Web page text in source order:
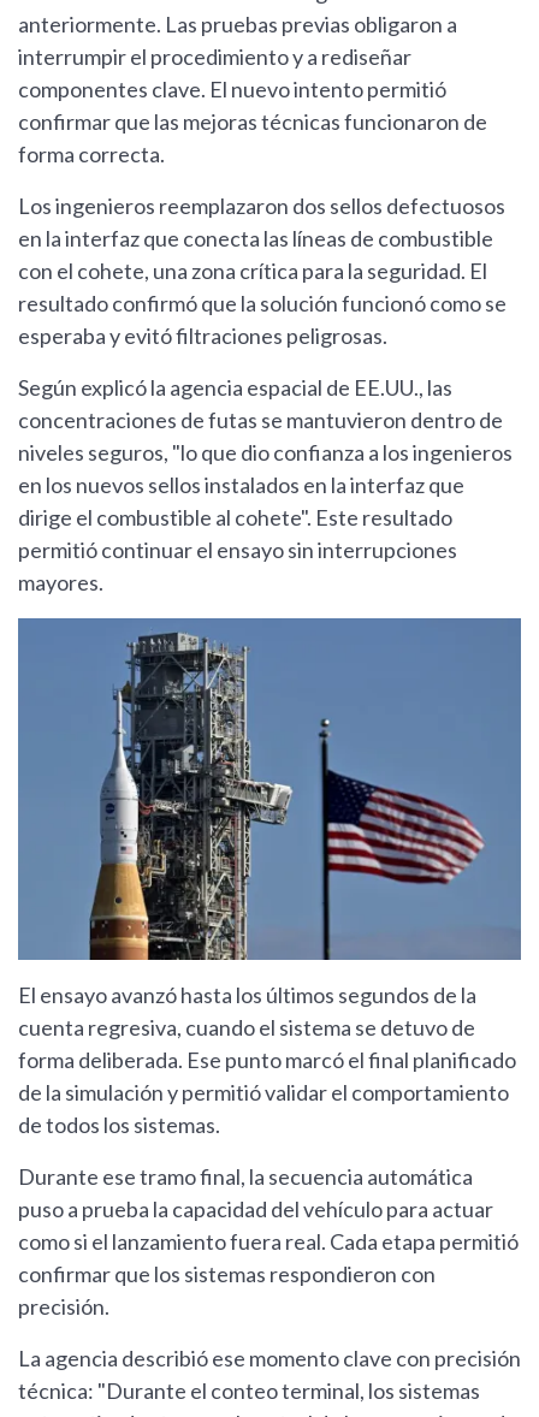
anteriormente. Las pruebas previas obligaron a
interrumpir el procedimiento y a rediseñar
componentes clave. El nuevo intento permitió
confirmar que las mejoras técnicas funcionaron de
forma correcta.
Los ingenieros reemplazaron dos sellos defectuosos
en la interfaz que conecta las líneas de combustible
con el cohete, una zona crítica para la seguridad. El
resultado confirmó que la solución funcionó como se
esperaba y evitó filtraciones peligrosas.
Según explicó la agencia espacial de EE.UU., las
concentraciones de futas se mantuvieron dentro de
niveles seguros, "lo que dio confianza a los ingenieros
en los nuevos sellos instalados en la interfaz que
dirige el combustible al cohete". Este resultado
permitió continuar el ensayo sin interrupciones
mayores.
El ensayo avanzó hasta los últimos segundos de la
cuenta regresiva, cuando el sistema se detuvo de
forma deliberada. Ese punto marcó el final planificado
de la simulación y permitió validar el comportamiento
de todos los sistemas.
Durante ese tramo final, la secuencia automática
puso a prueba la capacidad del vehículo para actuar
como si el lanzamiento fuera real. Cada etapa permitió
confirmar que los sistemas respondieron con
precisión.
La agencia describió ese momento clave con precisión
técnica: "Durante el conteo terminal, los sistemas